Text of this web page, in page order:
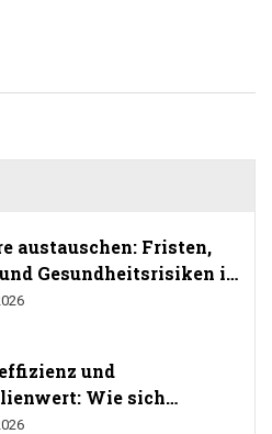
austauschen: Fristen,
Gesundheitsrisiken im
und
Wie sich
auf den Preis auswirkt